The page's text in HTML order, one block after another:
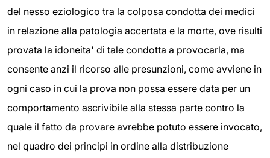
del nesso eziologico tra la colposa condotta dei medici
in relazione alla patologia accertata e la morte, ove risulti
provata la idoneita' di tale condotta a provocarla, ma
consente anzi il ricorso alle presunzioni, come avviene in
ogni caso in cui la prova non possa essere data per un
comportamento ascrivibile alla stessa parte contro la
quale il fatto da provare avrebbe potuto essere invocato,
nel quadro dei principi in ordine alla distribuzione